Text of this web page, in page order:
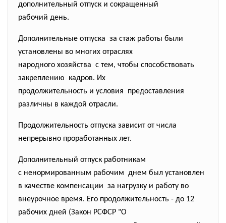
дополнительный отпуск и сокращенный
рабочий день.
Дополнительные отпуска за стаж работы были
установлены во многих отраслях
народного хозяйства с тем, чтобы способствовать
закреплению кадров. Их
продолжительность и условия предоставления
различны в каждой отрасли.
Продолжительность отпуска зависит от числа
непрерывно проработанных лет.
Дополнительный отпуск работникам
с ненормированным рабочим днем был установлен
в качестве компенсации за нагрузку и работу во
внеурочное время. Его продолжительность - до 12
рабочих дней (Закон РСФСР "О